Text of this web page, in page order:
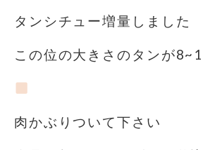
タンシチュー増量しました
この位の大きさのタンが
肉かぶりついて下さい